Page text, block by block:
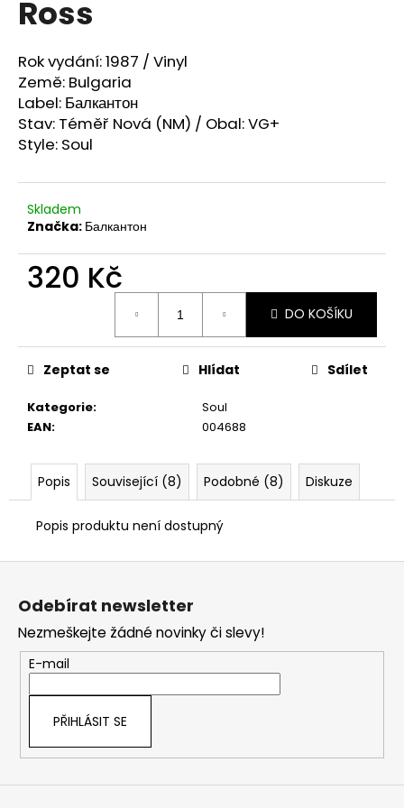
Ross
Rok vydání: 1987 / Vinyl
Země: Bulgaria
Label: Балкантон
Stav: Téměř Nová (NM) / Obal: VG+
Style: Soul
Skladem
Značka: Балкантон
320 Kč
DO KOŠÍKU
Kategorie:
Soul
EAN: 004688
Zeptat se Hlídat Sdílet
Popis Související (8) Podobné (8) Diskuze
Popis produktu není dostupný
a
í
t
?
D
o
č
u
e
Z
Odebírat newsletter
Nezmeškejte žádné novinky či slevy!
E-mail
PŘIHLÁSIT SE